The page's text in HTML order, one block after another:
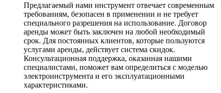
Предлагаемый нами инструмент отвечает современным
требованиям, безопасен в применении и не требует
специального разрешения на использование. Договор
аренды может быть заключен на любой необходимый
срок. Для постоянных клиентов, которые пользуются
услугами аренды, действует система скидок.
Консультационная поддержка, оказанная нашими
специалистами, поможет вам определиться с моделью
электроинструмента и его эксплуатационными
характеристиками.